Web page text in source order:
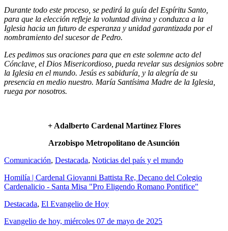
Durante todo este proceso, se pedirá la guía del Espíritu Santo,
para que la elección refleje la voluntad divina y conduzca a la
Iglesia hacia un futuro de esperanza y unidad garantizada por el
nombramiento del sucesor de Pedro.
Les pedimos sus oraciones para que en este solemne acto del
Cónclave, el Dios Misericordioso, pueda revelar sus designios sobre
la Iglesia en el mundo. Jesús es sabiduría, y la alegría de su
presencia en medio nuestro. María Santísima Madre de la Iglesia,
ruega por nosotros.
+ Adalberto Cardenal Martínez Flores
Arzobispo Metropolitano de Asunción
Comunicación, Destacada, Noticias del país y el mundo
Homilía | Cardenal Giovanni Battista Re, Decano del Colegio
Cardenalicio - Santa Misa "Pro Eligendo Romano Pontifice"
Destacada, El Evangelio de Hoy
Evangelio de hoy, miércoles 07 de mayo de 2025